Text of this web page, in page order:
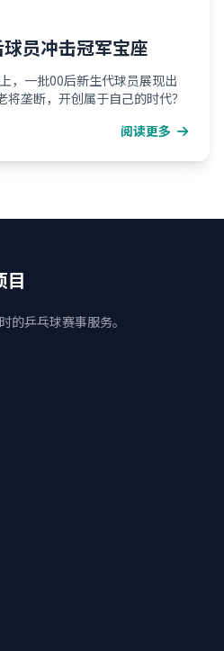
员冲击冠军宝座
，一批00后新生代球员展现出
垄断，开创属于自己的时代？
阅读更多
目
的乒乓球赛事服务。